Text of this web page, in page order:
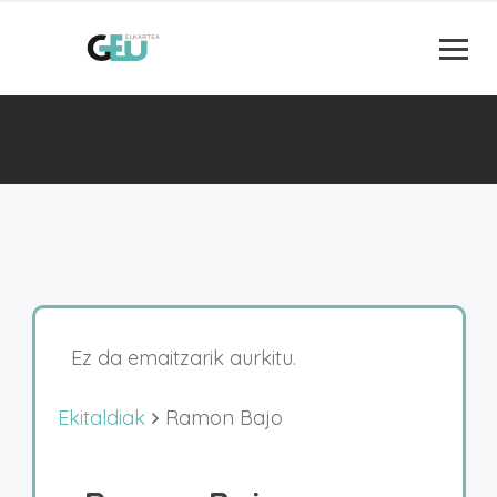
Ez da emaitzarik aurkitu.
Ekitaldiak Ramon Bajo